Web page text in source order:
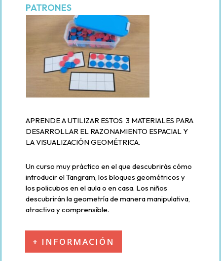
PATRONES
APRENDE A UTILIZAR ESTOS 3 MATERIALES PARA
DESARROLLAR EL RAZONAMIENTO ESPACIAL Y
LA VISUALIZACIÓN GEOMÉTRICA.
Un curso muy práctico en el que descubrirás cómo
introducir el Tangram, los bloques geométricos y
los policubos en el aula o en casa. Los niños
descubrirán la geometría de manera manipulativa,
atractiva y comprensible.
+ INFORMACIÓN